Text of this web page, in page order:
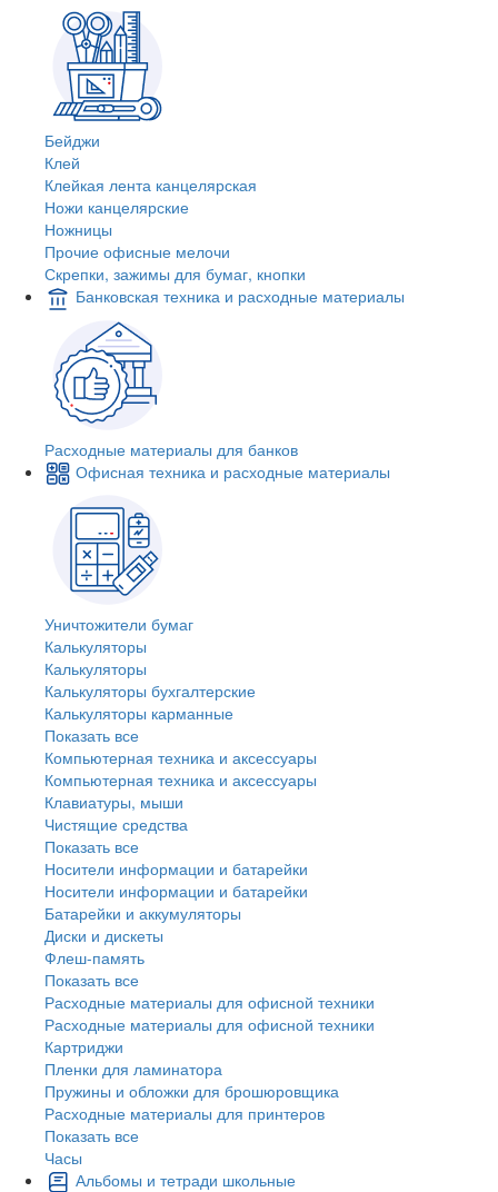
Бейджи
Клей
Клейкая лента канцелярская
Ножи канцелярские
Ножницы
Прочие офисные мелочи
Скрепки, зажимы для бумаг, кнопки
Банковская техника и расходные материалы
Расходные материалы для банков
Офисная техника и расходные материалы
Уничтожители бумаг
Калькуляторы
Калькуляторы
Калькуляторы бухгалтерские
Калькуляторы карманные
Показать все
Компьютерная техника и аксессуары
Компьютерная техника и аксессуары
Клавиатуры, мыши
Чистящие средства
Показать все
Носители информации и батарейки
Носители информации и батарейки
Батарейки и аккумуляторы
Диски и дискеты
Флеш-память
Показать все
Расходные материалы для офисной техники
Расходные материалы для офисной техники
Картриджи
Пленки для ламинатора
Пружины и обложки для брошюровщика
Расходные материалы для принтеров
Показать все
Часы
Альбомы и тетради школьные